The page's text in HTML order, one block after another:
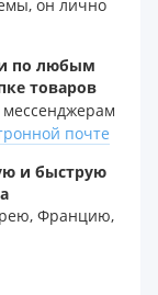
он лично
по любым
товаров
мессенджерам
почте
и быструю
Францию,